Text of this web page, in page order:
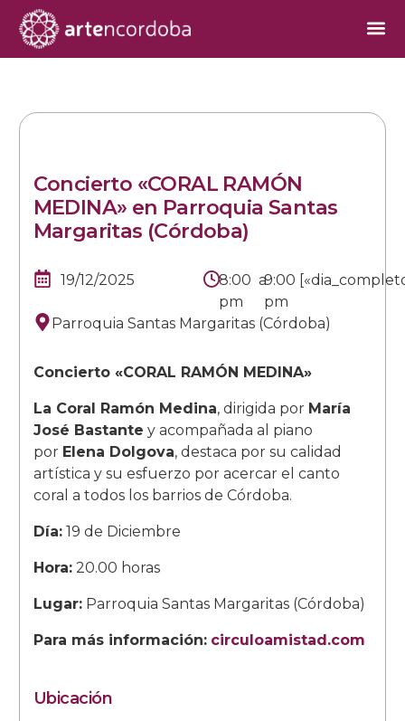
Concierto «CORAL RAMÓN
MEDINA» en Parroquia Santas
Margaritas (Córdoba)
19/12/2025
8:00
pm
a9:00
pm
Parroquia Santas Margaritas (Córdoba)
Concierto «CORAL RAMÓN MEDINA»
La Coral Ramón Medina, dirigida por María
José Bastante y acompañada al piano
por Elena Dolgova, destaca por su calidad
artística y su esfuerzo por acercar el canto
coral a todos los barrios de Córdoba.
Día:19 de Diciembre
Hora:20.00 horas
Lugar:Parroquia Santas Margaritas (Córdoba)
Para más información: circuloamistad.com
Ubicación